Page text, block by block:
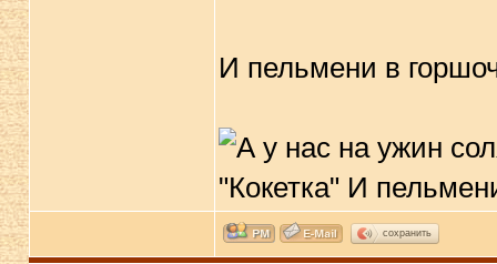
И пельмени в
сохранить